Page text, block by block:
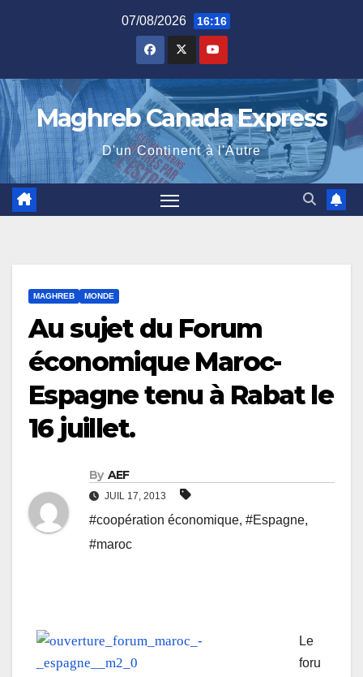
07/08/2026 16:16
Maghreb Canada Express
D'un Continent à l'Autre
MAGHREB MONDE
Au sujet du Forum
économique Maroc-
Espagne tenu à Rabat le
16 juillet.
By AEF
JUIL 17, 2013
#coopération économique, #Espagne,
#maroc
Le
foru